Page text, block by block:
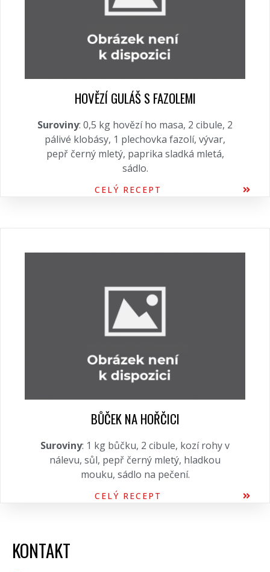
HOVĚZÍ GULÁŠ S FAZOLEMI
Suroviny: 0,5 kg hovězí ho masa, 2 cibule, 2
pálivé klobásy, 1 plechovka fazolí, vývar,
pepř černý mletý, paprika sladká mletá,
sádlo.
CELÝ RECEPT
BŮČEK NA HOŘČICI
Suroviny: 1 kg bůčku, 2 cibule, kozí rohy v
nálevu, sůl, pepř černý mletý, hladkou
mouku, sádlo na pečení.
CELÝ RECEPT
KONTAKT